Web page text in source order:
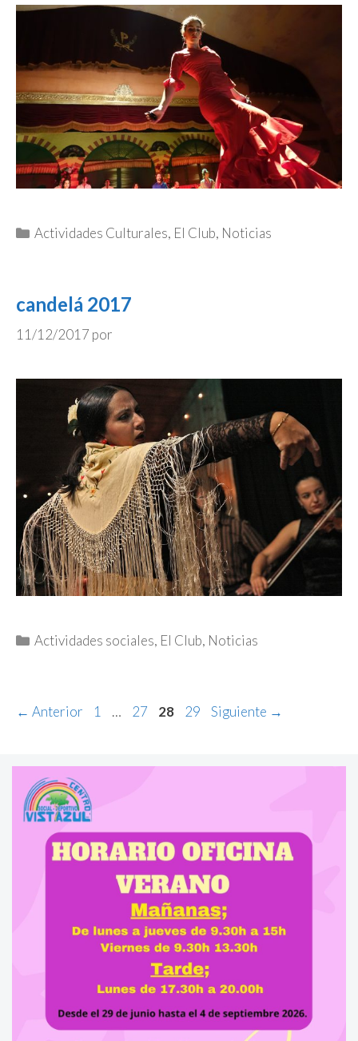
Categorías
Actividades Culturales, El Club, Noticias
candelá 2017
11/12/2017 por
Categorías
Actividades sociales, El Club, Noticias
← Anterior Página
1 … Página
27 Página
28 Página
29 Siguiente →